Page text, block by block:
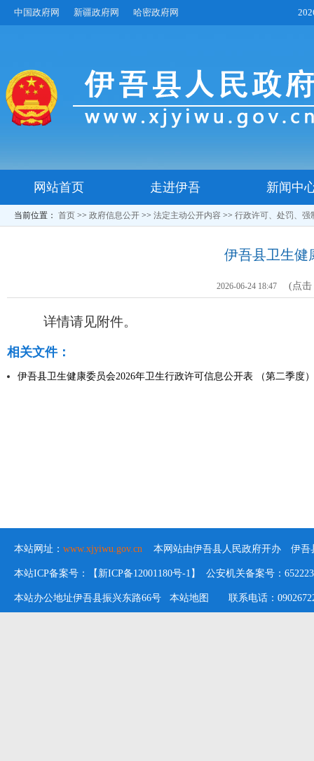
中国政府网 新疆政府网 哈密政府网
网站首页 走进伊吾 新闻中
当前位置： 首页 >> 政府信息公开 >> 法定主动公开内容 >> 行政许可、处罚、强
伊吾县卫生健
2026-06-24 18:47 (点
详情请见附件。
相关文件：
伊吾县卫生健康委员会2026年卫生行政许可信息公开表 （第二季度
本站网址： www.xjyiwu.gov.cn 本网站由伊吾县人民政府开办 伊吾
本站ICP备案号：【新ICP备12001180号-1】 公安机关备案号：
本站办公地址伊吾县振兴东路66号 本站地图 联系电话：